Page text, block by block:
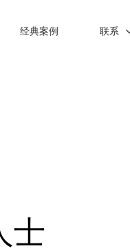
经典案例 联系
士